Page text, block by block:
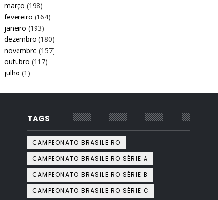
março (198)
fevereiro (164)
janeiro (193)
dezembro (180)
novembro (157)
outubro (117)
julho (1)
TAGS
CAMPEONATO BRASILEIRO
CAMPEONATO BRASILEIRO SÉRIE A
CAMPEONATO BRASILEIRO SÉRIE B
CAMPEONATO BRASILEIRO SÉRIE C